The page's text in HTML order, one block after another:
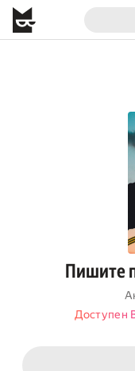
Пишите
Доступен